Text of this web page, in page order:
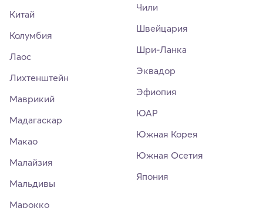
Китай
Колумбия
Лаос
Лихтенштейн
Маврикий
Мадагаскар
Макао
Малайзия
Мальдивы
Марокко
Чили
Швейцария
Шри-Ланка
Эквадор
Эфиопия
ЮАР
Южная Корея
Южная Осетия
Япония